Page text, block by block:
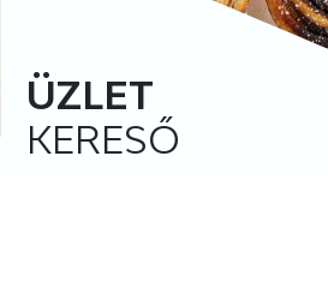
ÜZLET
KERESŐ